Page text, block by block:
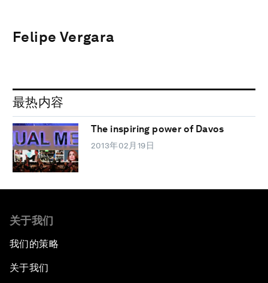
Felipe Vergara
最热内容
The inspiring power of Davos
2013年02月19日
关于我们
我们的策略
关于我们